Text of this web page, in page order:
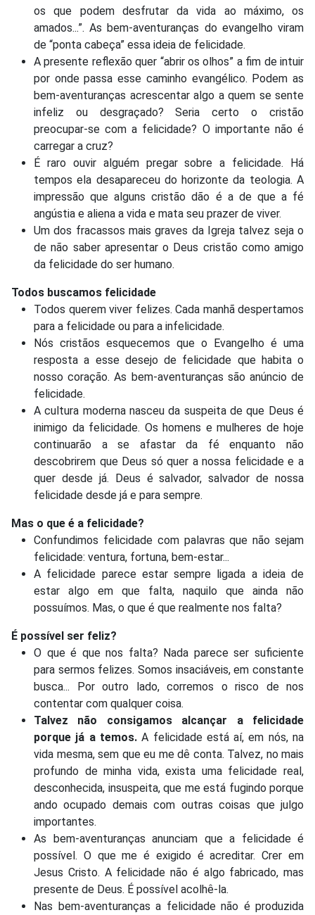
os que podem desfrutar da vida ao máximo, os
amados...”. As bem-aventuranças do evangelho viram
de “ponta cabeça” essa ideia de felicidade.
A presente reflexão quer “abrir os olhos” a fim de intuir
por onde passa esse caminho evangélico. Podem as
bem-aventuranças acrescentar algo a quem se sente
infeliz ou desgraçado? Seria certo o cristão
preocupar-se com a felicidade? O importante não é
carregar a cruz?
É raro ouvir alguém pregar sobre a felicidade. Há
tempos ela desapareceu do horizonte da teologia. A
impressão que alguns cristão dão é a de que a fé
angústia e aliena a vida e mata seu prazer de viver.
Um dos fracassos mais graves da Igreja talvez seja o
de não saber apresentar o Deus cristão como amigo
da felicidade do ser humano.
Todos buscamos felicidade
Todos querem viver felizes. Cada manhã despertamos
para a felicidade ou para a infelicidade.
Nós cristãos esquecemos que o Evangelho é uma
resposta a esse desejo de felicidade que habita o
nosso coração. As bem-aventuranças são anúncio de
felicidade.
A cultura moderna nasceu da suspeita de que Deus é
inimigo da felicidade. Os homens e mulheres de hoje
continuarão a se afastar da fé enquanto não
descobrirem que Deus só quer a nossa felicidade e a
quer desde já. Deus é salvador, salvador de nossa
felicidade desde já e para sempre.
Mas o que é a felicidade?
Confundimos felicidade com palavras que não sejam
felicidade: ventura, fortuna, bem-estar...
A felicidade parece estar sempre ligada a ideia de
estar algo em que falta, naquilo que ainda não
possuímos. Mas, o que é que realmente nos falta?
É possível ser feliz?
O que é que nos falta? Nada parece ser suficiente
para sermos felizes. Somos insaciáveis, em constante
busca... Por outro lado, corremos o risco de nos
contentar com qualquer coisa.
Talvez não consigamos alcançar a felicidade
porque já a temos.A felicidade está aí, em nós, na
vida mesma, sem que eu me dê conta. Talvez, no mais
profundo de minha vida, exista uma felicidade real,
desconhecida, insuspeita, que me está fugindo porque
ando ocupado demais com outras coisas que julgo
importantes.
As bem-aventuranças anunciam que a felicidade é
possível. O que me é exigido é acreditar. Crer em
Jesus Cristo. A felicidade não é algo fabricado, mas
presente de Deus. É possível acolhê-la.
Nas bem-aventuranças a felicidade não é produzida